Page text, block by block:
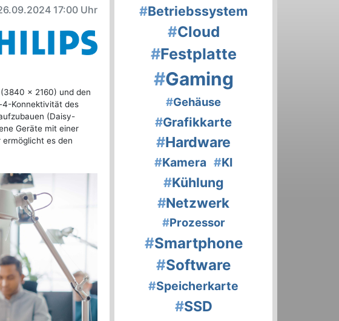
17:00 Uhr
x 2160) und den
4-Konnektivität des
(Daisy-
Geräte mit einer
ermöglicht es den
#Betriebssystem
#Cloud
#Festplatte
#Gaming
#Gehäuse
#Grafikkarte
#Hardware
#Kamera #KI
#Kühlung
#Netzwerk
#Prozessor
#Smartphone
#Software
#Speicherkarte
#SSD